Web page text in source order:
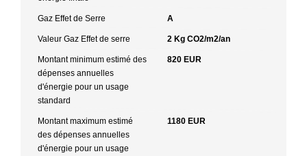
Gaz Effet de Serre A
Valeur Gaz Effet de serre 2 Kg CO2/m2/an
Montant minimum estimé des
dépenses annuelles
d'énergie pour un usage
standard
820 EUR
Montant maximum estimé
des dépenses annuelles
d'énergie pour un usage
1180 EUR